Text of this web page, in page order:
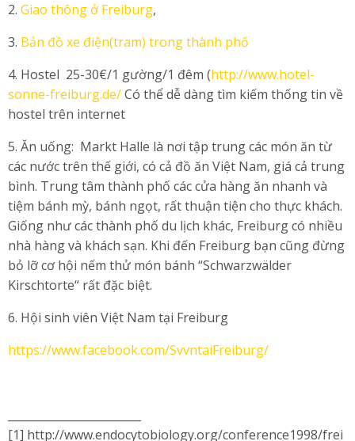
2. Giao thông ở Freiburg,
3. Bản đồ xe điện(tram) trong thành phố
4. Hostel 25-30€/1 gường/1 đêm (http://www.hotel-
sonne-freiburg.de/Có thể dễ dàng tìm kiếm thống tin về
hostel trên internet
5. Ăn uống: Markt Halle là nơi tập trung các món ăn từ
các nước trên thế giới, có cả đồ ăn Việt Nam, giá cả trung
bình. Trung tâm thành phố các cửa hàng ăn nhanh và
tiệm bánh mỳ, bánh ngọt, rất thuận tiện cho thực khách.
Giống như các thành phố du lịch khác, Freiburg có nhiều
nhà hàng và khách sạn. Khi đến Freiburg bạn cũng đừng
bỏ lỡ cơ hội nếm thử món bánh “Schwarzwälder
Kirschtorte“ rất đặc biệt.
6. Hội sinh viên Việt Nam tại Freiburg
https://www.facebook.com/SvvntaiFreiburg/
[1] http://www.endocytobiology.org/conference1998/frei